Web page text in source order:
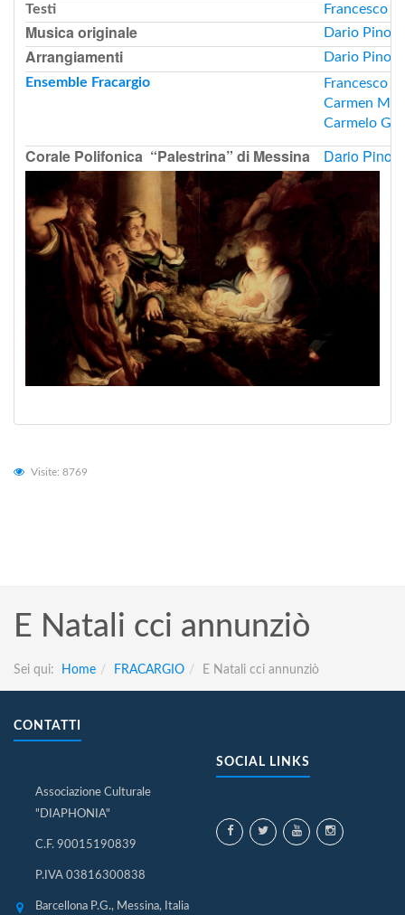
Testi Francesco
Musica originale Dario Pino
Arrangiamenti Dario Pino
Ensemble Fracargio
Francesco
Carmen
Carmelo
Corale Polifonica “Palestrina” di Messina Dario Pino
Visite: 8769
E Natali cci annunziò
Sei qui: Home FRACARGIO E Natali cci annunziò
CONTATTI
Associazione Culturale
"DIAPHONIA"
C.F. 90015190839
P.IVA 03816300838
Barcellona P.G., Messina, Italia
SOCIAL LINKS